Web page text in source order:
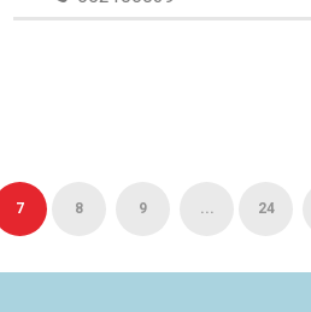
7 8 9 ... 24